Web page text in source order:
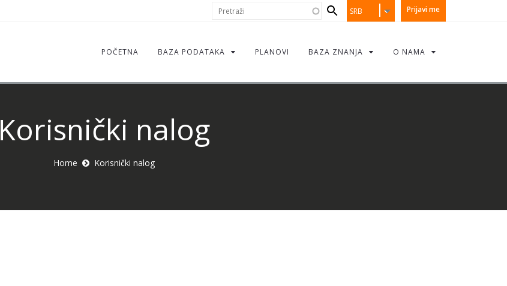
Prijavi me
SRB
Search
form
POČETNA BAZA PODATAKA PLANOVI BAZA ZNANJA O NAMA
Korisnički nalog
Home Korisnički nalog